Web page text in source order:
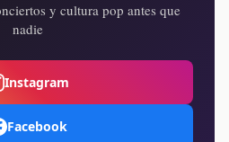
y cultura pop antes que
nadie
Instagram
Facebook